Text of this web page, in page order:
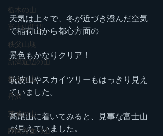
栃木の山
富士山近辺
秩父山塊
新潟近辺の山
群馬の山
丹沢
茨城の山
静岡方面の山
天気は上々で、冬が近づき澄んだ空気
で稲荷山から都心方面の
景色もかなりクリア！
筑波山やスカイツリーもはっきり見え
ていました。
高尾山に着いてみると、見事な富士山
が見えていました。